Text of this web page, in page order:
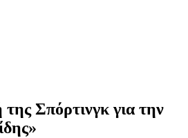
Σπόρτινγκ για την